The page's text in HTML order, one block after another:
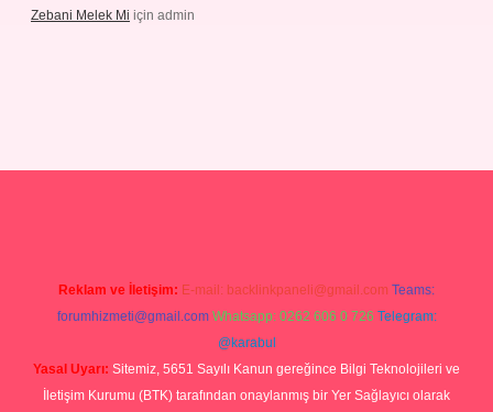
Zebani Melek Mi için admin
Reklam ve İletişim: E-mail: backlinkpaneli@gmail.com Teams:
forumhizmeti@gmail.com Whatsapp: 0262 606 0 726 Telegram:
@karabul
Yasal Uyarı: Sitemiz, 5651 Sayılı Kanun gereğince Bilgi Teknolojileri ve
İletişim Kurumu (BTK) tarafından onaylanmış bir Yer Sağlayıcı olarak